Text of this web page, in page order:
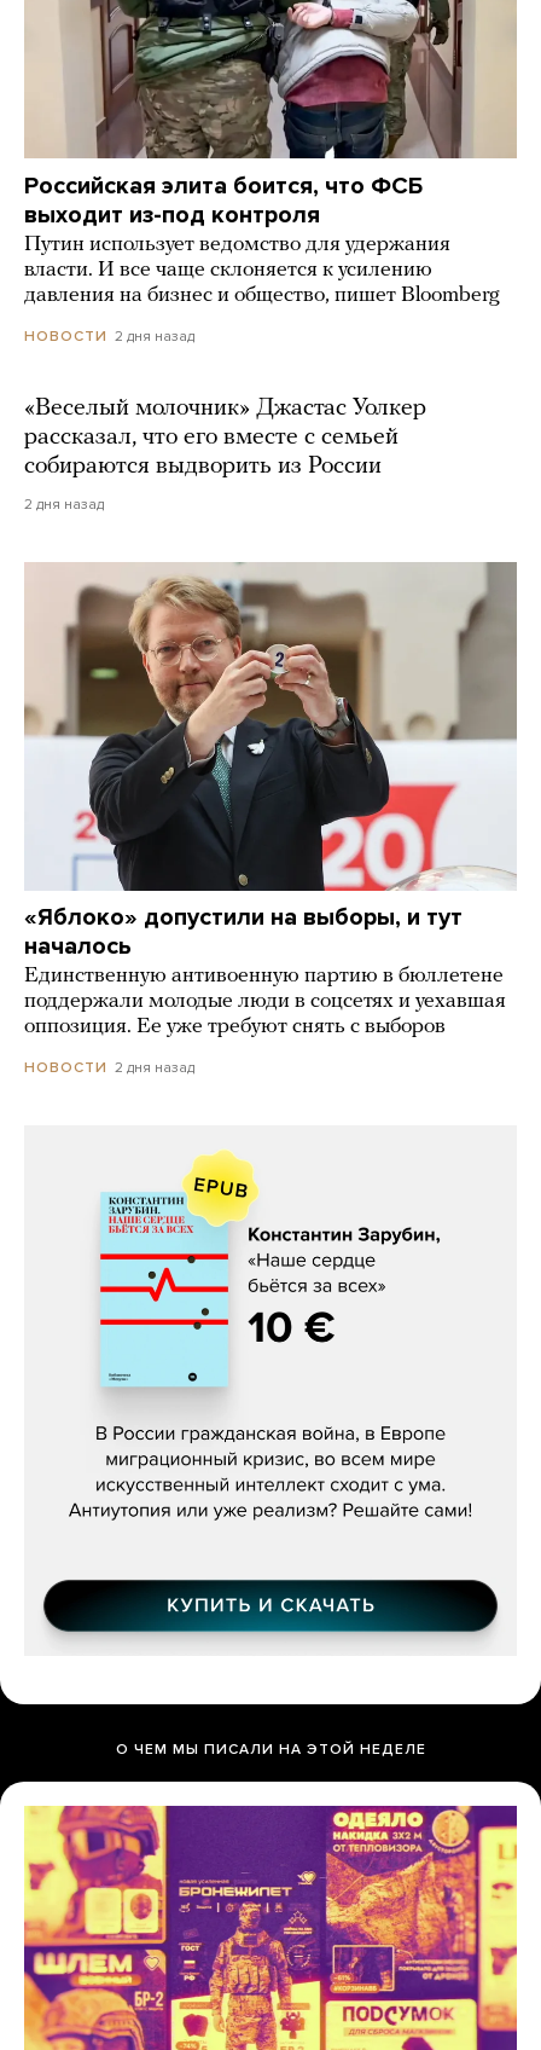
Российская элита боится, что ФСБ
выходит из-под контроля
Путин использует ведомство для удержания
власти. И все чаще склоняется к усилению
давления на бизнес и общество, пишет Bloomberg
НОВОСТИ 2 дня назад
«Веселый молочник» Джастас Уолкер
рассказал, что его вместе с семьей
собираются выдворить из России
2 дня назад
«Яблоко» допустили на выборы, и тут
началось
Единственную антивоенную партию в бюллетене
поддержали молодые люди в соцсетях и уехавшая
оппозиция. Ее уже требуют снять с выборов
НОВОСТИ 2 дня назад
Константин Зарубин, «Наше сердце
О ЧЕМ МЫ ПИСАЛИ НА ЭТОЙ НЕДЕЛЕ